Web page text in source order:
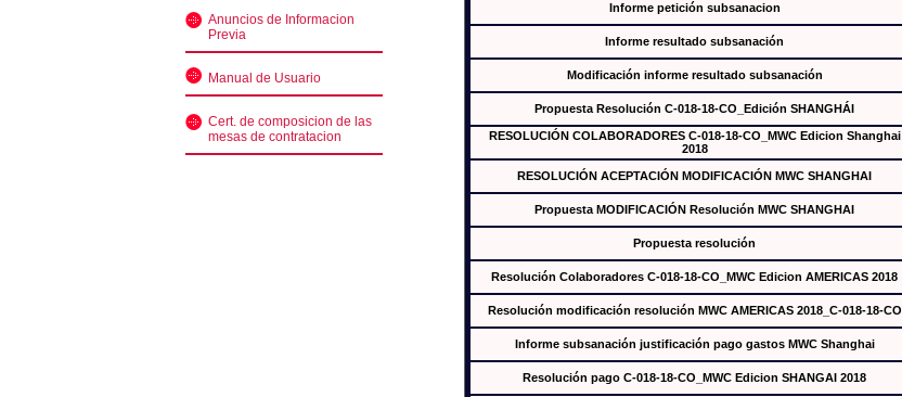
Anuncios de Informacion
Previa
Manual de Usuario
Cert. de composicion de las
mesas de contratacion
Informe petición subsanacion
Informe resultado subsanación
Modificación informe resultado subsanación
Propuesta Resolución C-018-18-CO_Edición SHANGHÁI
RESOLUCIÓN COLABORADORES C-018-18-CO_MWC Edicion Shanghai
2018
RESOLUCIÓN ACEPTACIÓN MODIFICACIÓN MWC SHANGHAI
Propuesta MODIFICACIÓN Resolución MWC SHANGHAI
Propuesta resolución
Resolución Colaboradores C-018-18-CO_MWC Edicion AMERICAS 2018
Resolución modificación resolución MWC AMERICAS 2018_C-018-18-CO
Informe subsanación justificación pago gastos MWC Shanghai
Resolución pago C-018-18-CO_MWC Edicion SHANGAI 2018